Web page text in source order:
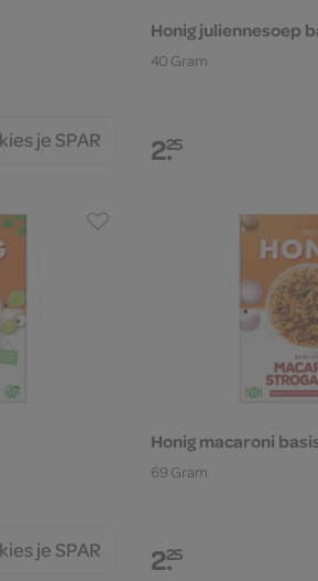
kies je SPAR
Honig juliennesoep
40 Gram
2.25
kies je SPAR
Honig macaroni
69 Gram
2.25